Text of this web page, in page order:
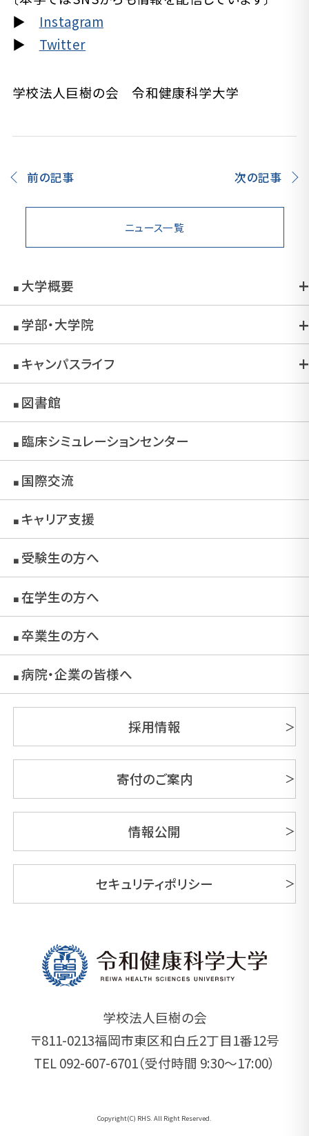
▶ Instagram
▶ Twitter
学校法人巨樹の会 令和健康科学大学
前の記事
ニュース一覧
次の記事
■大学概要
■学部・大学院
■キャンパスライフ
■図書館
■臨床シミュレーションセンター
■国際交流
■キャリア支援
■受験生の方へ
■在学生の方へ
■卒業生の方へ
■病院・企業の皆様へ
採用情報
寄付のご案内
情報公開
セキュリティポリシー
学校法人巨樹の会
〒811-0213福岡市東区和白丘2丁目1番12号
TEL 092-607-6701（受付時間 9:30～17:00）
Copyright(C) RHS. All Right Reserved.